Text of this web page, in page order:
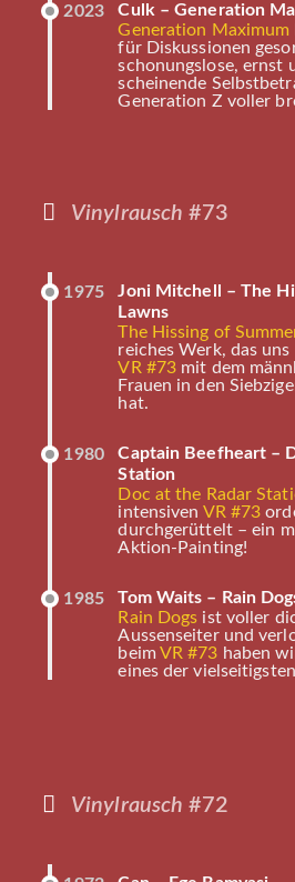
2023
Culk – Generation
Generation Maximum
für Diskussionen
schonungslose, ernst
scheinende
Generation Z voller
Vinylrausch #72
Vinylrausch #73
1975
Joni Mitchell – The
Lawns
The Hissing of
reiches Werk, das
VR #73 mit dem
Frauen in den
hat.
1980
Captain Beefheart –
Station
Doc at the Radar
intensiven VR #73
durchgerüttelt – ein
Aktion-Painting!
1985
Tom Waits – Rain
Rain Dogs ist voller
Aussenseiter und
beim VR #73 haben
eines der